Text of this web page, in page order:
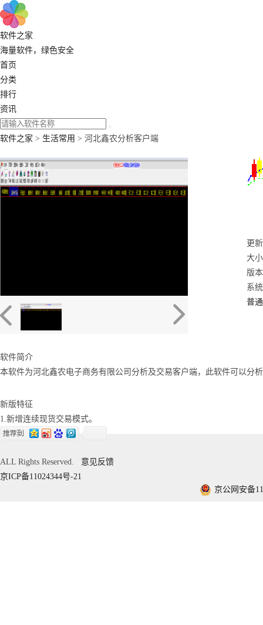
软件之家
海量软件，绿色安全
首页
分类
排行
资讯
软件之家 > 生活常用 > 河北鑫农分析客户端
更
大
版
系
普
软件简介
本软件为河北鑫农电子商务有限公司分析及交易客户端，此软件可以分
新版特征
1.新增连续现货交易模式。
ALL Rights Reserved. 意见反馈
京ICP备11024344号-21
京公网安备